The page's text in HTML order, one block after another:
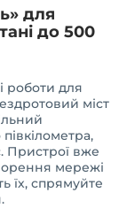
для
до 500
роботи для
міст
Пристрої вже
мережі
їх, спрямуйте